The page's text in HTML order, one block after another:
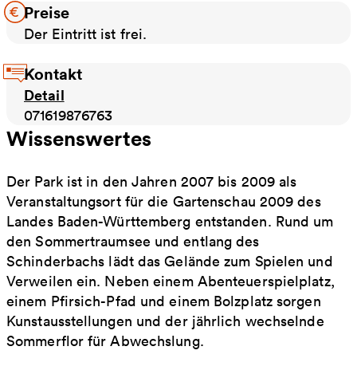
Preise
Der Eintritt ist frei.
Kontakt
Detail
071619876763
Wissenswertes
Der Park ist in den Jahren 2007 bis 2009 als
Veranstaltungsort für die Gartenschau 2009 des
Landes Baden-Württemberg entstanden. Rund um
den Sommertraumsee und entlang des
Schinderbachs lädt das Gelände zum Spielen und
Verweilen ein. Neben einem Abenteuerspielplatz,
einem Pfirsich-Pfad und einem Bolzplatz sorgen
Kunstausstellungen und der jährlich wechselnde
Sommerflor für Abwechslung.